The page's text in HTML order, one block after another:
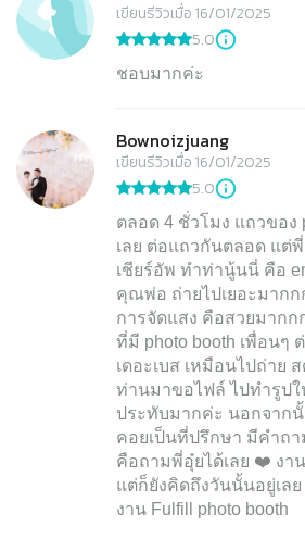
เขียนรีวิวเมื่อ 16/01/2025
5.0
ชอบมากค่ะ
Bownoizjuang
เขียนรีวิวเมื่อ 16/01/2025
5.0
ตลอด 4 ชั่วโมง แถวของ
เลย ต่อแถวกันตลอด แต่
เชียร์อัพ ทำท่านู้นนี่ คือ
คุณพ่อ ถ่ายไปเยอะมาก
การจัดแสง คือสวยมาก
ที่มี photo booth เพื่อนๆ
เดอะเบส เหมือนไปถ่าย
ท่านมาขอไฟล์ ไปทำรูป
ประทับมากค่ะ นอกจากนั้
คอยเป็นที่ปรึกษา มีคำถา
คือถามพี่อุ๋ยได้เลย ❤️ งา
แต่ก็ยังคิดถึงวันนั้นอยู่เล
งาน Fulfill photo booth